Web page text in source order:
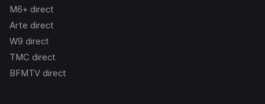
M6+ direct
Arte direct
W9 direct
TMC direct
BFMTV direct